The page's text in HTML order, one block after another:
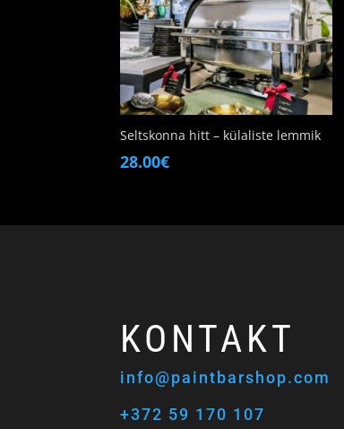
Seltskonna hitt – külaliste lemmik
28.00€
KONTAKT
info@paintbarshop.com
+372 59 170 107